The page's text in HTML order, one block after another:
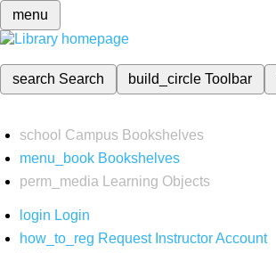
menu
search Search build_circleToolbar
school Campus Bookshelves
menu_book Bookshelves
perm_media
Learning Objects
login Login
how_to_reg Request Instructor Account